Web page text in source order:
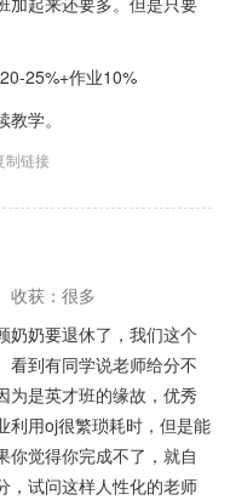
25%+作业10%
学。
制链接
收获：很多
奶奶要退休了，我们这个
看到有同学说老师给分不
为是英才班的缘故，优秀
利用oj很繁琐耗时，但是能
你觉得你完成不了，就自
，试问这样人性化的老师